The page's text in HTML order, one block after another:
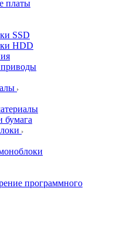
платы
SSD
HDD
бумага
программного